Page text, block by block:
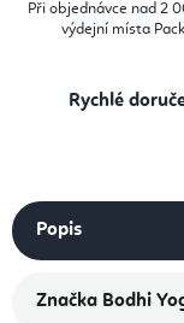
Při objednávce nad 2
výdejní místa
Rychlé
Popis
Značka Bodhi